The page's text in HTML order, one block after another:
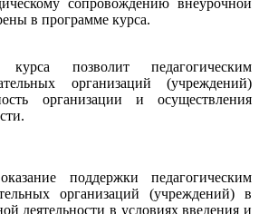
сопровождению внеурочной
в программе курса.
позволит педагогическим
организаций (учреждений)
организации и осуществления
поддержки педагогическим
организаций (учреждений) в
деятельности в условиях введения и